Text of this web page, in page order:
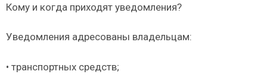
Кому и когда приходят уведомления?
Уведомления адресованы владельцам:
• транспортных средств;